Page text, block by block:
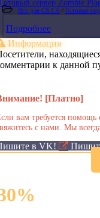
Готовый сервер Zombie
Все для CS 1.6 / Готовые
Подробнее
Информация
к данной
[Платно]
вам требуется
с нами. Мы
в VK!
%